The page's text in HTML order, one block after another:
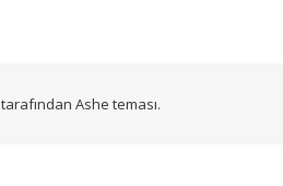
tarafından Ashe teması.